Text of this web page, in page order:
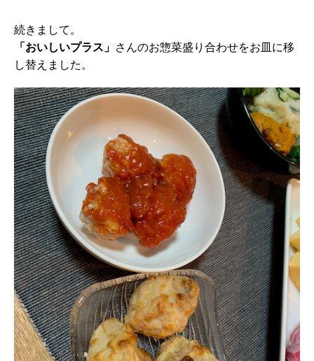
続きまして。
「おいしいプラス」 さんのお惣菜盛り合わせをお皿に移
し替えました。